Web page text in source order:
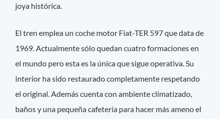
joya histórica.
El tren emplea un coche motor Fiat-TER 597 que data de
1969. Actualmente sólo quedan cuatro formaciones en
el mundo pero esta es la única que sigue operativa. Su
interior ha sido restaurado completamente respetando
el original. Además cuenta con ambiente climatizado,
baños y una pequeña cafetería para hacer más ameno el